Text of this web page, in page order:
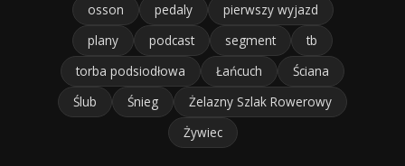
osson
pedaly
pierwszy wyjazd
plany
podcast segment
tb
torba podsiodłowa
Łańcuch
Ściana
Ślub
Śnieg
Żelazny Szlak Rowerowy
Żywiec